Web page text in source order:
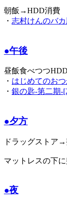
朝飯→HDD消費
・ 志村けんのバ
●午後
昼飯食べつつ
・ はじめてのお
・ 銀の匙-第二期-
●夕方
ドラッグストア
マットレスの下
●夜